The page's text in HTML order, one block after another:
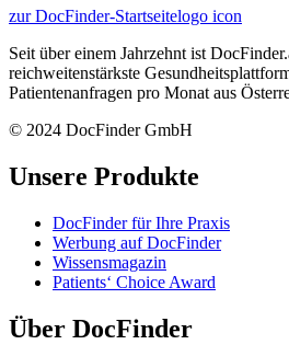
zur DocFinder-Startseitelogo icon
Seit über einem Jahrzehnt ist
reichweitenstärkste
Patientenanfragen pro Monat aus
© 2024 DocFinder GmbH
Unsere Produkte
DocFinder für Ihre Praxis
Werbung auf DocFinder
Wissensmagazin
Patients‘ Choice Award
Über DocFinder